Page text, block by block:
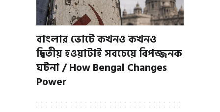
বাংলার ভোটে কখনও কখনও
দ্বিতীয় হওয়াটাই সবচেয়ে বিপজ্জনক
ঘটনা / How Bengal Changes
Power